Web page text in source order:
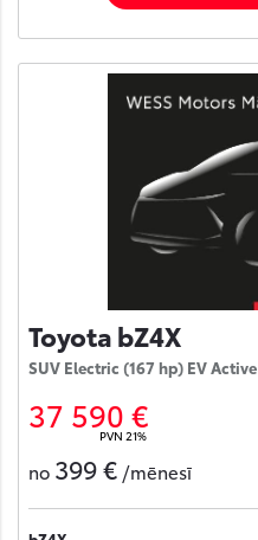
Toyota bZ4X
SUV Electric (167 hp) EV Active
37 590 €
PVN 21%
no 399 € /mēnesī